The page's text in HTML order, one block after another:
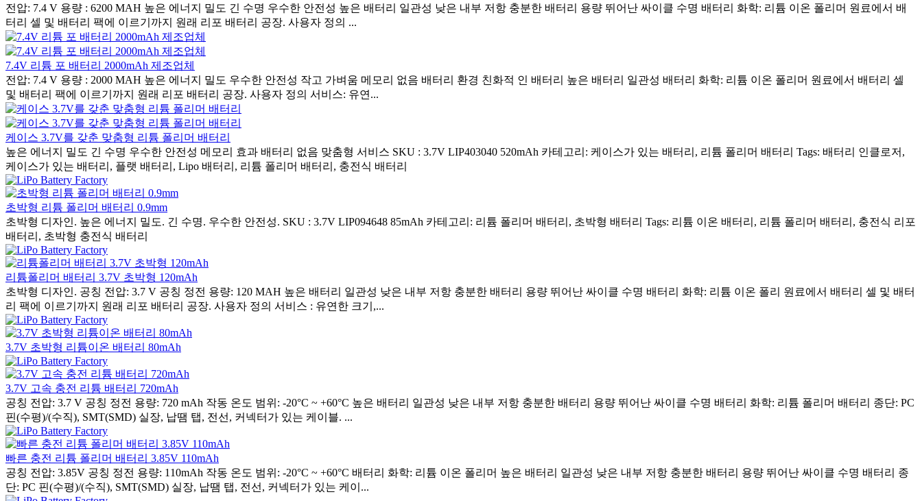
전압: 7.4 V 용량 : 6200 MAH 높은 에너지 밀도 긴 수명 우수한 안전성 높은 배터리 일관성 낮은 내부 저항 충분한 배터리 용량 뛰어난 싸이클 수명 배터리 화학: 리튬 이온 폴리머 원료에서 배
터리 셀 및 배터리 팩에 이르기까지 원래 리포 배터리 공장. 사용자 정의 ...
7.4V 리튬 포 배터리 2000mAh 제조업체
전압: 7.4 V 용량 : 2000 MAH 높은 에너지 밀도 우수한 안전성 작고 가벼움 메모리 없음 배터리 환경 친화적 인 배터리 높은 배터리 일관성 배터리 화학: 리튬 이온 폴리머 원료에서 배터리 셀
및 배터리 팩에 이르기까지 원래 리포 배터리 공장. 사용자 정의 서비스: 유연...
케이스 3.7V를 갖춘 맞춤형 리튬 폴리머 배터리
높은 에너지 밀도 긴 수명 우수한 안전성 메모리 효과 배터리 없음 맞춤형 서비스 SKU : 3.7V LIP403040 520mAh 카테고리: 케이스가 있는 배터리, 리튬 폴리머 배터리 Tags: 배터리 인클로저,
케이스가 있는 배터리, 플랫 배터리, Lipo 배터리, 리튬 폴리머 배터리, 충전식 배터리
초박형 리튬 폴리머 배터리 0.9mm
초박형 디자인. 높은 에너지 밀도. 긴 수명. 우수한 안전성. SKU : 3.7V LIP094648 85mAh 카테고리: 리튬 폴리머 배터리, 초박형 배터리 Tags: 리튬 이온 배터리, 리튬 폴리머 배터리, 충전식 리포
배터리, 초박형 충전식 배터리
리튬폴리머 배터리 3.7V 초박형 120mAh
초박형 디자인. 공칭 전압: 3.7 V 공칭 정전 용량: 120 MAH 높은 배터리 일관성 낮은 내부 저항 충분한 배터리 용량 뛰어난 싸이클 수명 배터리 화학: 리튬 이온 폴리 원료에서 배터리 셀 및 배터
리 팩에 이르기까지 원래 리포 배터리 공장. 사용자 정의 서비스 : 유연한 크기,...
3.7V 초박형 리튬이온 배터리 80mAh
3.7V 고속 충전 리튬 배터리 720mAh
공칭 전압: 3.7 V 공칭 정전 용량: 720 mAh 작동 온도 범위: -20°C ~ +60°C 높은 배터리 일관성 낮은 내부 저항 충분한 배터리 용량 뛰어난 싸이클 수명 배터리 화학: 리튬 폴리머 배터리 종단: PC
핀(수평)/(수직), SMT(SMD) 실장, 납땜 탭, 전선, 커넥터가 있는 케이블. ...
빠른 충전 리튬 폴리머 배터리 3.85V 110mAh
공칭 전압: 3.85V 공칭 정전 용량: 110mAh 작동 온도 범위: -20°C ~ +60°C 배터리 화학: 리튬 이온 폴리머 높은 배터리 일관성 낮은 내부 저항 충분한 배터리 용량 뛰어난 싸이클 수명 배터리 종
단: PC 핀(수평)/(수직), SMT(SMD) 실장, 납땜 탭, 전선, 커넥터가 있는 케이...